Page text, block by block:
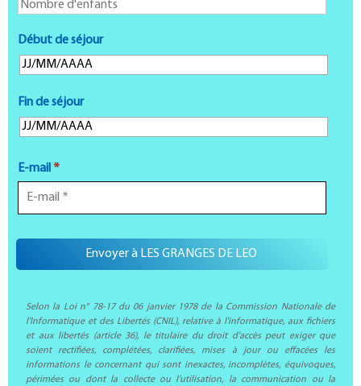
Début de séjour
Fin de séjour
E-mail *
Selon la Loi n° 78-17 du 06 janvier 1978 de la Commission Nationale de
l'Informatique et des Libertés (CNIL), relative à l'informatique, aux fichiers
et aux libertés (article 36), le titulaire du droit d'accès peut exiger que
soient rectifiées, complétées, clarifiées, mises à jour ou effacées les
informations le concernant qui sont inexactes, incomplètes, équivoques,
périmées ou dont la collecte ou l'utilisation, la communication ou la